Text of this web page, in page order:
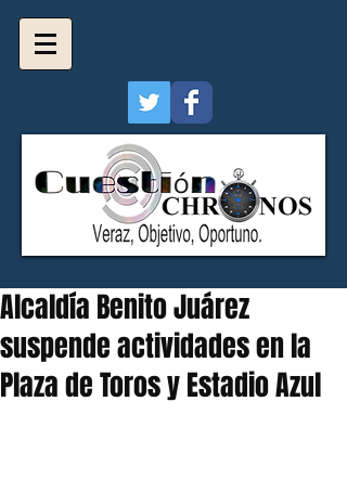
Alcaldía Benito Juárez
suspende actividades en la
Plaza de Toros y Estadio Azul